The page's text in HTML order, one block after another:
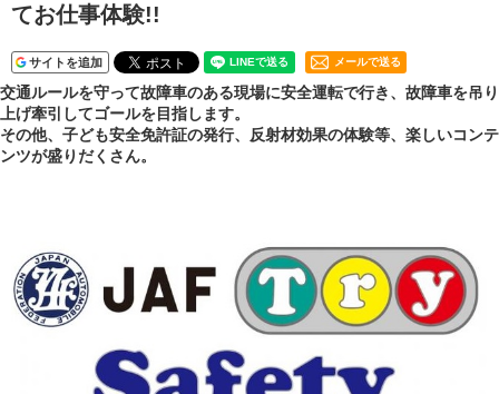
てお仕事体験!!
サイトを追加 メールで送る
交通ルールを守って故障車のある現場に安全運転で行き、故障車を吊り
上げ牽引してゴールを目指します。
その他、子ども安全免許証の発行、反射材効果の体験等、楽しいコンテ
ンツが盛りだくさん。